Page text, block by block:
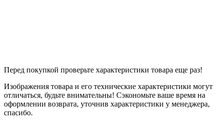
Перед покупкой проверьте характеристики товара еще раз!
Изображения товара и его технические характеристики могут
отличаться, будьте внимательны! Сэкономьте ваше время на
оформлении возврата, уточнив характеристики у менеджера,
спасибо.